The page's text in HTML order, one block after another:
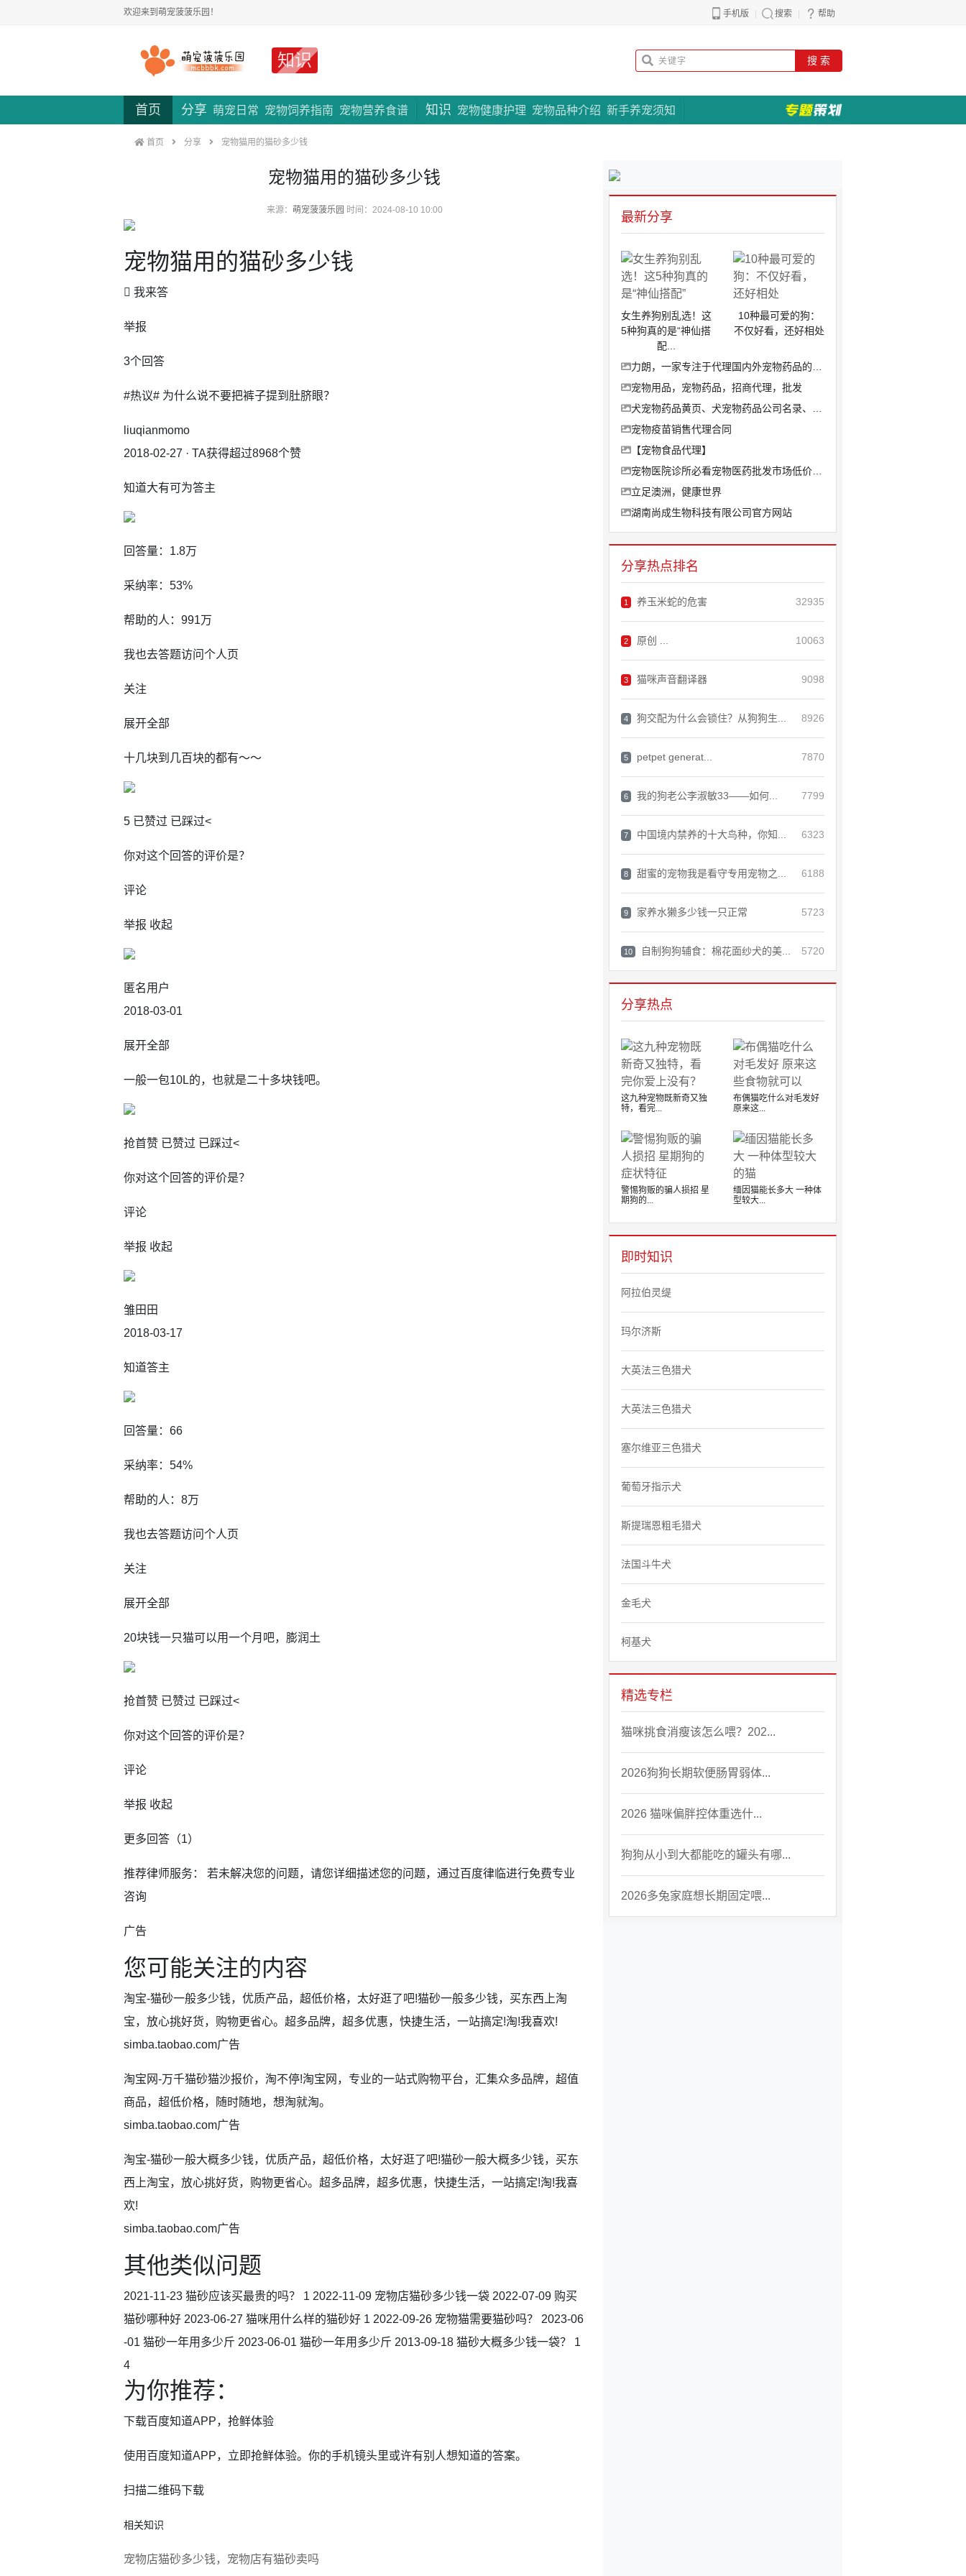
欢迎来到萌宠菠菠乐园！ 手机版 搜索 帮助
知识 搜 索
首页 分享 萌宠日常 宠物饲养指南 宠物营养食谱 知识 宠物健康护理 宠物品种介绍 新手养宠须知
专题策划
首页 分享 宠物猫用的猫砂多少钱
宠物猫用的猫砂多少钱
来源： 萌宠菠菠乐园 时间：2024-08-10 10:00
宠物猫用的猫砂多少钱
 我来答
举报
3个回答
#热议# 为什么说不要把裤子提到肚脐眼？
liuqianmomo
2018-02-27 · TA获得超过8968个赞
知道大有可为答主
回答量：1.8万
采纳率：53%
帮助的人：991万
我也去答题访问个人页
关注
展开全部
十几块到几百块的都有～～
5 已赞过 已踩过<
你对这个回答的评价是？
评论
举报 收起
匿名用户
2018-03-01
展开全部
一般一包10L的，也就是二十多块钱吧。
抢首赞 已赞过 已踩过<
你对这个回答的评价是？
评论
举报 收起
雏田田
2018-03-17
知道答主
回答量：66
采纳率：54%
帮助的人：8万
我也去答题访问个人页
关注
展开全部
20块钱一只猫可以用一个月吧，膨润土
抢首赞 已赞过 已踩过<
你对这个回答的评价是？
评论
举报 收起
更多回答（1）
推荐律师服务： 若未解决您的问题，请您详细描述您的问题，通过百度律临进行免费专业
咨询
广告
您可能关注的内容
淘宝-猫砂一般多少钱，优质产品，超低价格，太好逛了吧!猫砂一般多少钱，买东西上淘
宝，放心挑好货，购物更省心。超多品牌，超多优惠，快捷生活，一站搞定!淘!我喜欢!
simba.taobao.com广告
淘宝网-万千猫砂猫沙报价，淘不停!淘宝网，专业的一站式购物平台，汇集众多品牌，超值
商品，超低价格，随时随地，想淘就淘。
simba.taobao.com广告
淘宝-猫砂一般大概多少钱，优质产品，超低价格，太好逛了吧!猫砂一般大概多少钱，买东
西上淘宝，放心挑好货，购物更省心。超多品牌，超多优惠，快捷生活，一站搞定!淘!我喜
欢!
simba.taobao.com广告
其他类似问题
2021-11-23 猫砂应该买最贵的吗？ 1 2022-11-09 宠物店猫砂多少钱一袋 2022-07-09 购买
猫砂哪种好 2023-06-27 猫咪用什么样的猫砂好 1 2022-09-26 宠物猫需要猫砂吗？ 2023-06
-01 猫砂一年用多少斤 2023-06-01 猫砂一年用多少斤 2013-09-18 猫砂大概多少钱一袋？ 1
4
为你推荐：
下载百度知道APP，抢鲜体验
使用百度知道APP，立即抢鲜体验。你的手机镜头里或许有别人想知道的答案。
扫描二维码下载
相关知识
宠物店猫砂多少钱，宠物店有猫砂卖吗
最新分享
女生养狗别乱选！这
5种狗真的是“神仙搭
配...
10种最可爱的狗：
不仅好看，还好相处
力朗，一家专注于代理国内外宠物药品的宠物...
宠物用品，宠物药品，招商代理，批发
犬宠物药品黄页、犬宠物药品公司名录、犬宠...
宠物疫苗销售代理合同
【宠物食品代理】
宠物医院诊所必看宠物医药批发市场低价源头...
立足澳洲，健康世界
湖南尚成生物科技有限公司官方网站
分享热点排名
1 养玉米蛇的危害 32935
2 原创 ... 10063
3 猫咪声音翻译器 9098
4 狗交配为什么会锁住？从狗狗生... 8926
5 petpet generat... 7870
6 我的狗老公李淑敏33——如何... 7799
7 中国境内禁养的十大鸟种，你知... 6323
8 甜蜜的宠物我是看守专用宠物之... 6188
9 家养水獭多少钱一只正常 5723
10 自制狗狗辅食：棉花面纱犬的美... 5720
分享热点
这九种宠物既新奇又独
特，看完...
布偶猫吃什么对毛发好
原来这...
警惕狗贩的骗人损招 星
期狗的...
缅因猫能长多大 一种体
型较大...
即时知识
阿拉伯灵缇
玛尔济斯
大英法三色猎犬
大英法三色猎犬
塞尔维亚三色猎犬
葡萄牙指示犬
斯提瑞恩粗毛猎犬
法国斗牛犬
金毛犬
柯基犬
精选专栏
猫咪挑食消瘦该怎么喂？202...
2026狗狗长期软便肠胃弱体...
2026 猫咪偏胖控体重选什...
狗狗从小到大都能吃的罐头有哪...
2026多兔家庭想长期固定喂...